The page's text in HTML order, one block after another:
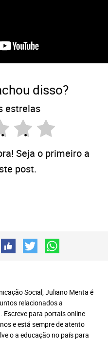
disso?
estrelas
Seja o primeiro a
post.
Social, Juliano Menta é
relacionados a
Escreve para portais online
e está sempre de atento
o a educação no país para